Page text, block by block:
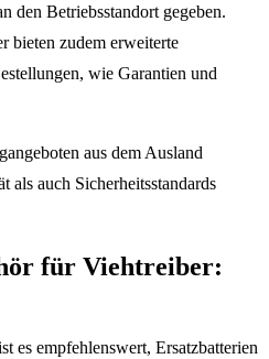
den Betriebsstandort gegeben.
bieten zudem erweiterte
wie Garantien und
aus dem Ausland
als auch Sicherheitsstandards
für Viehtreiber:
es empfehlenswert, Ersatzbatterien